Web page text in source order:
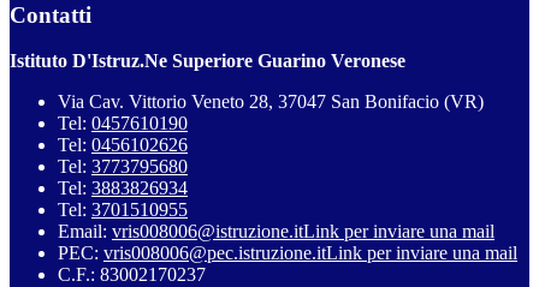
Contatti
Istituto D'Istruz.Ne Superiore Guarino Veronese
Via Cav. Vittorio Veneto 28, 37047 San Bonifacio (VR)
Tel: 0457610190
Tel: 0456102626
Tel: 3773795680
Tel: 3883826934
Tel: 3701510955
Email: vris008006@istruzione.itLink per inviare una mail
PEC: vris008006@pec.istruzione.itLink per inviare una mail
C.F.: 83002170237